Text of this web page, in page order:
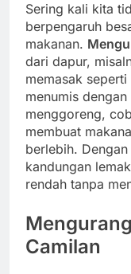
Sering kali kita
berpengaruh
makanan.
dari dapur,
memasak
menumis
menggoreng,
membuat
berlebih.
kandungan
rendah tanpa
Camilan